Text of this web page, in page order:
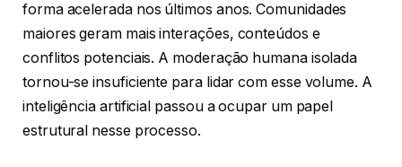
forma acelerada nos últimos anos. Comunidades
maiores geram mais interações, conteúdos e
conflitos potenciais. A moderação humana isolada
tornou-se insuficiente para lidar com esse volume. A
inteligência artificial passou a ocupar um papel
estrutural nesse processo.